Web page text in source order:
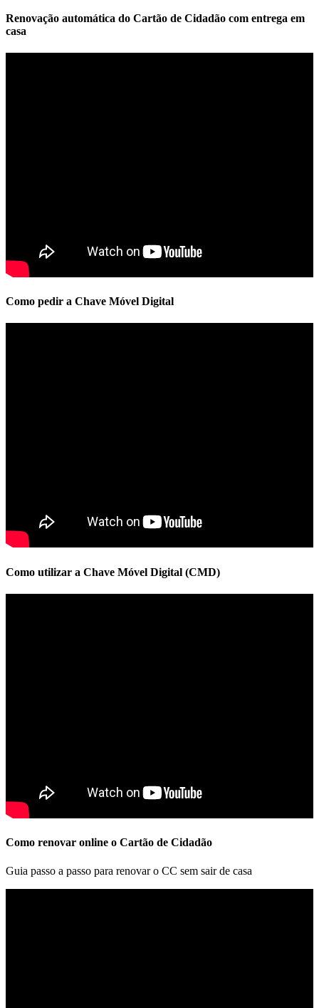
Renovação automática do Cartão de Cidadão com entrega em
casa
Como pedir a Chave Móvel Digital
Como utilizar a Chave Móvel Digital (CMD)
Como renovar online o Cartão de Cidadão
Guia passo a passo para renovar o CC sem sair de casa